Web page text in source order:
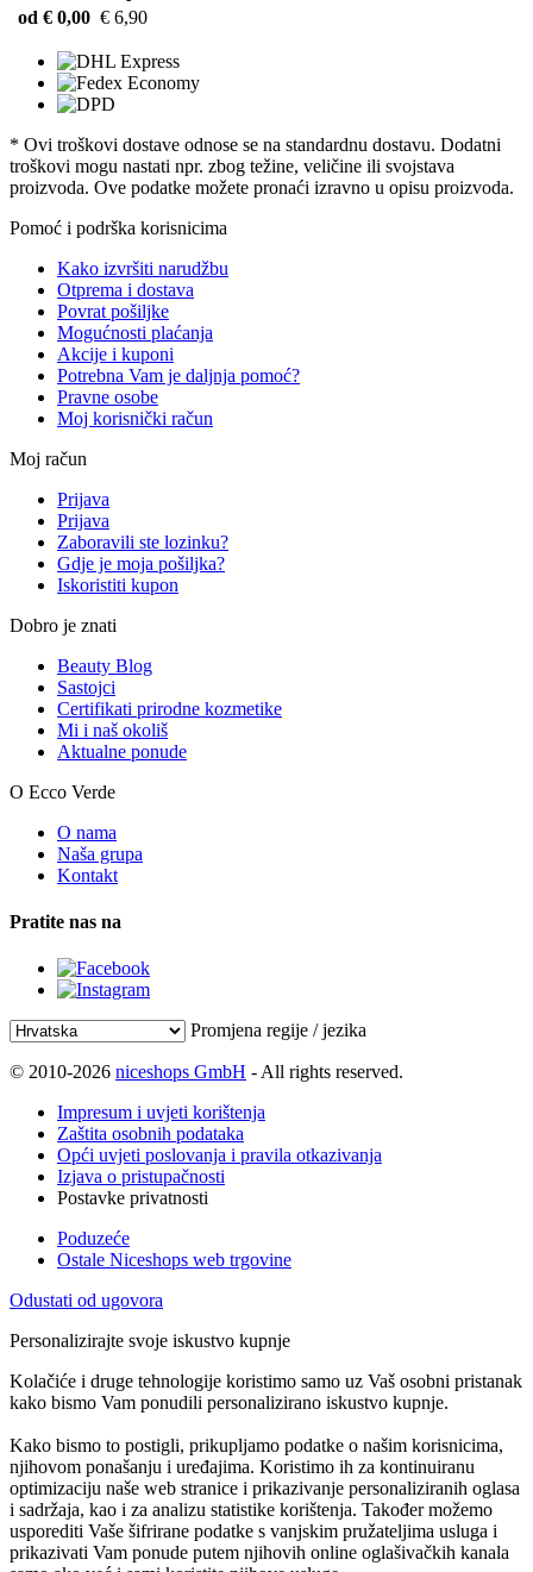
od € 0,00 € 6,90
* Ovi troškovi dostave odnose se na standardnu ​​dostavu. Dodatni
troškovi mogu nastati npr. zbog težine, veličine ili svojstava
proizvoda. Ove podatke možete pronaći izravno u opisu proizvoda.
Pomoć i podrška korisnicima
Kako izvršiti narudžbu
Otprema i dostava
Povrat pošiljke
Mogućnosti plaćanja
Akcije i kuponi
Potrebna Vam je daljnja pomoć?
Pravne osobe
Moj korisnički račun
Moj račun
Prijava
Prijava
Zaboravili ste lozinku?
Gdje je moja pošiljka?
Iskoristiti kupon
Dobro je znati
Beauty Blog
Sastojci
Certifikati prirodne kozmetike
Mi i naš okoliš
Aktualne ponude
O Ecco Verde
O nama
Naša grupa
Kontakt
Pratite nas na
Promjena regije / jezika
© 2010-2026 niceshops GmbH - All rights reserved.
Impresum i uvjeti korištenja
Zaštita osobnih podataka
Opći uvjeti poslovanja i pravila otkazivanja
Izjava o pristupačnosti
Postavke privatnosti
Poduzeće
Ostale Niceshops web trgovine
Odustati od ugovora
Personalizirajte svoje iskustvo kupnje
Kolačiće i druge tehnologije koristimo samo uz Vaš osobni pristanak
kako bismo Vam ponudili personalizirano iskustvo kupnje.
Kako bismo to postigli, prikupljamo podatke o našim korisnicima,
njihovom ponašanju i uređajima. Koristimo ih za kontinuiranu
optimizaciju naše web stranice i prikazivanje personaliziranih oglasa
i sadržaja, kao i za analizu statistike korištenja. Također možemo
usporediti Vaše šifrirane podatke s vanjskim pružateljima usluga i
prikazivati Vam ponude putem njihovih online oglašivačkih kanala